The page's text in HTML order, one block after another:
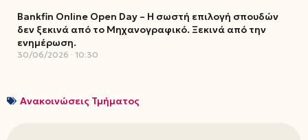
Bankfin Online Open Day – Η σωστή επιλογή σπουδών
δεν ξεκινά από το Μηχανογραφικό. Ξεκινά από την
ενημέρωση.
30/06/2026 10:30
Ανακοινώσεις Τμήματος